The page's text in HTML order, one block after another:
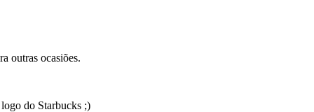
outras ocasiões.
do Starbucks ;)